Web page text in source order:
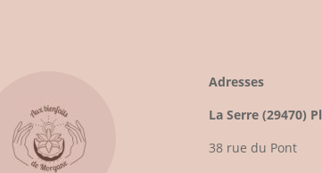
Adresses
La Serre (29470)
38 rue du Pont